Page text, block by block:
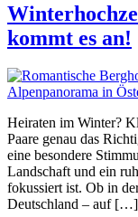
kommt es an!
Heiraten im Winter?
Paare genau das
eine besondere
Landschaft und ein
fokussiert ist. Ob in
Deutschland – auf […]